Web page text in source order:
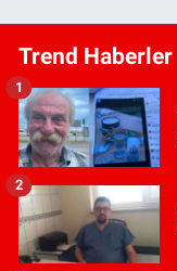
Trend Haberler
1
2